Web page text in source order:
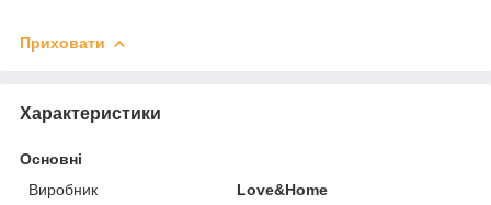
Приховати
Характеристики
Основні
Виробник
Love&Home